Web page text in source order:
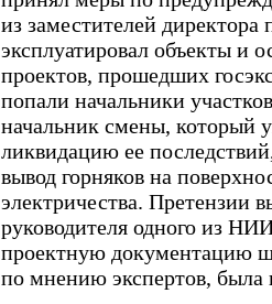
из заместителей директора
эксплуатировал объекты и
проектов, прошедших
попали начальники
начальник смены, который
ликвидацию ее
вывод горняков на
электричества. Претензии
руководителя одного из
проектную документацию
по мнению экспертов, была